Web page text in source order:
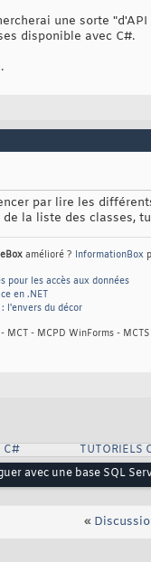
une sorte
disponible avec C#.
par lire les
la liste des classes,
amélioré ? InformationBox
pour les accès aux données
en .NET
l'envers du décor
- MCT - MCPD WinForms -
C# TUTORIELS
avec une base SQL
«